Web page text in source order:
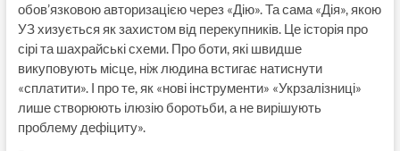
обов’язковою авторизацією через «Дію». Та сама «Дія», якою
УЗ хизується як захистом від перекупників. Це історія про
сірі та шахрайські схеми. Про боти, які швидше
викуповують місце, ніж людина встигає натиснути
«сплатити». І про те, як «нові інструменти» «Укрзалізниці»
лише створюють ілюзію боротьби, а не вирішують
проблему дефіциту».